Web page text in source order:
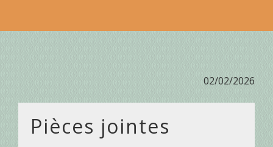
02/02/2026
Pièces jointes